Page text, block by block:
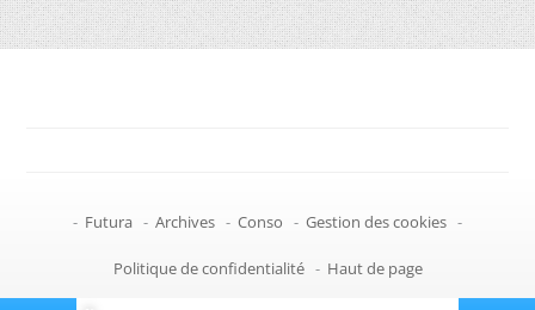
- Futura - Archives - Conso - Gestion des cookies -
Politique de confidentialité - Haut de page